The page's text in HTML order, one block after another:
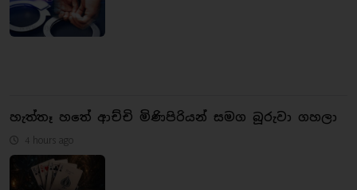
හැත්තෑ හතේ ආච්චි මිණිපිරියන් සමග බූරුවා ගහලා
4 hours ago